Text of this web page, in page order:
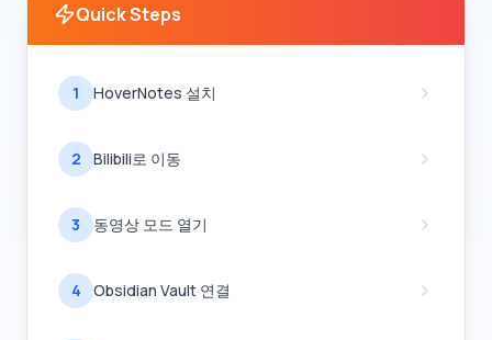
Quick Steps
1 HoverNotes 설치
2 Bilibili로 이동
3 동영상 모드 열기
4 Obsidian Vault 연결